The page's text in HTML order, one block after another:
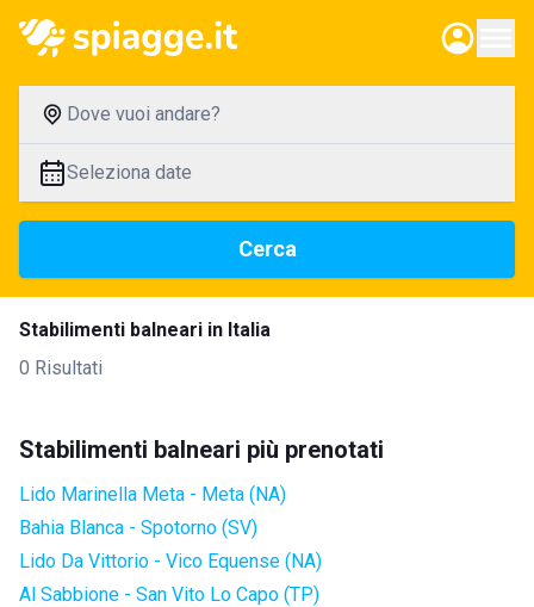
Dove vuoi andare?
Seleziona date
Cerca
Stabilimenti balneari in Italia
0 Risultati
Stabilimenti balneari più prenotati
Lido Marinella Meta - Meta (NA)
Bahia Blanca - Spotorno (SV)
Lido Da Vittorio - Vico Equense (NA)
Al Sabbione - San Vito Lo Capo (TP)